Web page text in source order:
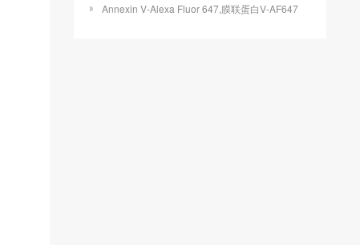
Annexin V-Alexa Fluor 647,膜联蛋白V-AF647